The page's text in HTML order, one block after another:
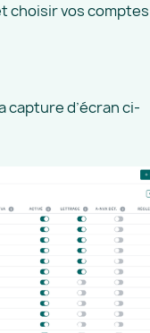
choisir vos
capture d’écran ci-